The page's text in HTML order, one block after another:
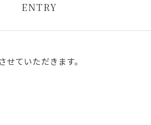
ENTRY
ていただきます。